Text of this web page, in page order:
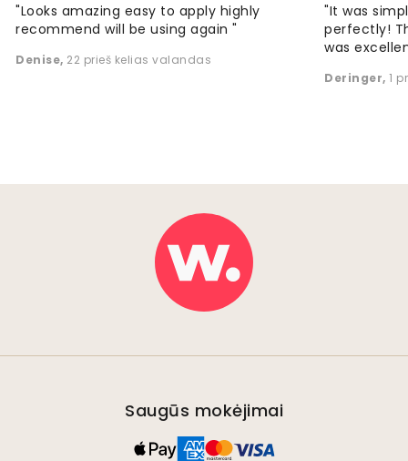
"Looks amazing easy to apply highly
recommend will be using again "
Denise, 22 prieš kelias valandas
"It was
perfectly!
was
Deringer, 1
Saugūs mokėjimai